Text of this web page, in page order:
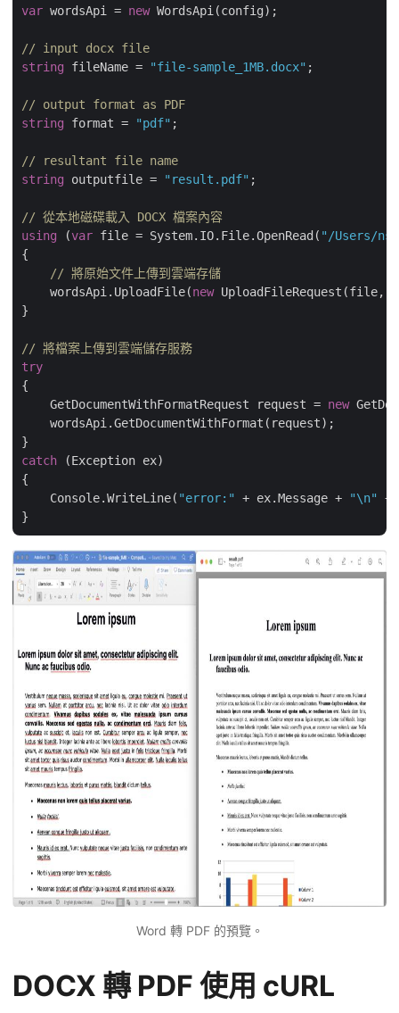
var wordsApi = new WordsApi(config);
// input docx file
string fileName = "file-sample_1MB.docx" ;
// output format as PDF
string format = "pdf" ;
// resultant file name
string outputfile = "result.pdf" ;
// 從本地磁碟載入 DOCX 檔案內容
using (var file = System.IO.File.OpenRead( "/Users/
{
// 將原始文件上傳到雲端存儲
    wordsApi.UploadFile(
new UploadFileRequest(file,
}
// 將檔案上傳到雲端儲存服務
try
{
    GetDocumentWithFormatRequest request =
new
    wordsApi.GetDocumentWithFormat(request);
catch (Exception ex)
{
    Console.WriteLine(
"error:" + ex.Message + "\n"
+
Word 轉 PDF 的預覽。
DOCX 轉 PDF 使用 cURL